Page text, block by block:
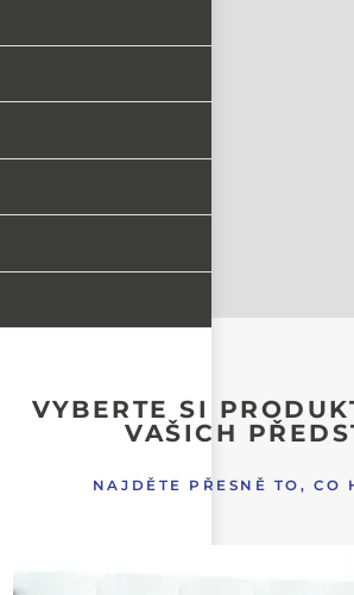
nastavit nové heslo
VYBERTE SI
VAŠICH
NAJDĚTE PŘESNĚ TO, CO